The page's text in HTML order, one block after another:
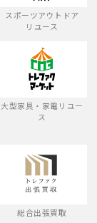
スポーツアウトドア
リユース
大型家具・家電リユー
ス
総合出張買取